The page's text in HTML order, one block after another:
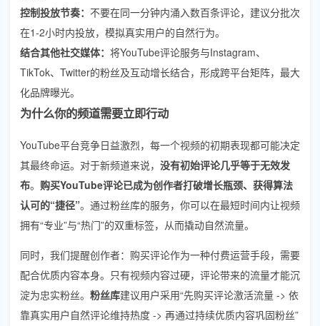
控制投放节奏： 不要在同一分钟内涌入数百条评论，建议分批次
在1-2小时内投放，模拟真实用户的自然行为。
结合其他社交媒体： 将YouTube评论服务与Instagram、
TikTok、Twitter的粉丝及互动增长结合，形成跨平台矩阵，最大
化品牌曝光。
为什么你的频道需要立即行动
YouTube平台竞争日益激烈，每一个视频的初期表现都可能决定
其最终命运。对于新频道来说， 没有初始评论几乎等于无效发
布。 购买YouTube评论已成为创作者打破增长瓶颈、获得算法
认可的“捷径”。通过粉丝库的服务，你可以在最短时间内让视频
拥有“专业”与“热门”的双重标签，从而撬动自然流量。
同时，我们提醒创作者：购买评论作为一种付费运营手段，需要
配合优质内容本身。只有视频内容过硬，评论带来的流量才能沉
淀为忠实粉丝。 粉丝库建议用户采用“先购买评论激活流量 -> 依
靠真实用户自然评论维持热度 -> 再通过持续优质内容巩固粉丝”